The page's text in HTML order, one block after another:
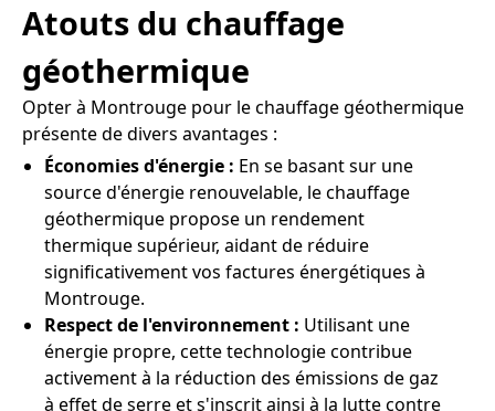
Atouts du chauffage
géothermique
Opter à Montrouge pour le chauffage géothermique
présente de divers avantages :
Économies d'énergie : En se basant sur une
source d'énergie renouvelable, le chauffage
géothermique propose un rendement
thermique supérieur, aidant de réduire
significativement vos factures énergétiques à
Montrouge.
Respect de l'environnement : Utilisant une
énergie propre, cette technologie contribue
activement à la réduction des émissions de gaz
à effet de serre et s'inscrit ainsi à la lutte contre